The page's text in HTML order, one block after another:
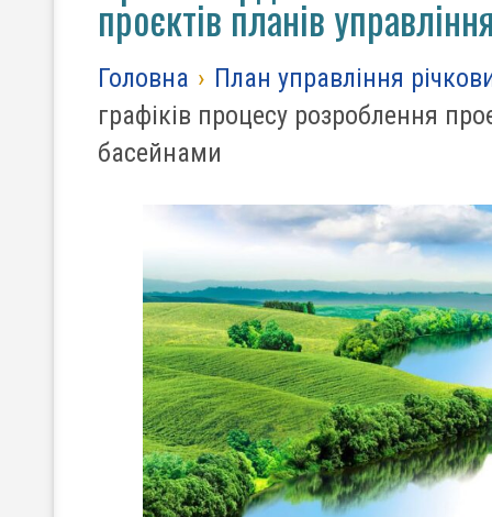
проєктів планів
Головна › План управління
графіків процесу розроблення
басейнами